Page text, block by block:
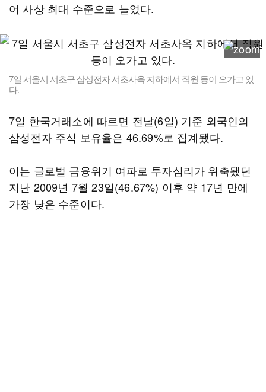
어 사상 최대 수준으로 늘었다.
7일 서울시 서초구 삼성전자 서초사옥 지하에서 직원 등이 오가고 있
다.
7일 한국거래소에 따르면 전날(6일) 기준 외국인의
삼성전자 주식 보유율은 46.69%로 집계됐다.
이는 글로벌 금융위기 여파로 투자심리가 위축됐던
지난 2009년 7월 23일(46.67%) 이후 약 17년 만에
가장 낮은 수준이다.